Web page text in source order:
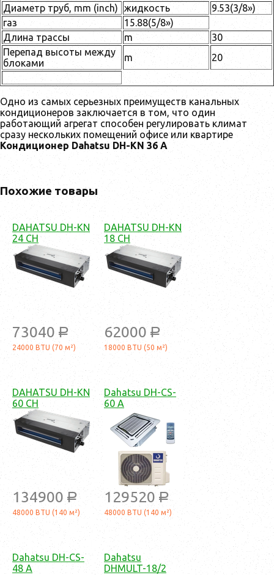
Диаметр труб, mm (inch)
жидкость
9.53(3/8»)
газ
15.88(5/8»)
Длина трассы
m
30
Перепад высоты между
блоками
m 20
Одно из самых серьезных преимуществ канальных
кондиционеров заключается в том, что один
работающий агрегат способен регулировать климат
сразу нескольких помещений офисе или квартире
Кондиционер Dahatsu DH-KN 36 A
Похожие товары
DAHATSU DH-KN
24 CH
73040 a
24000 BTU (70 м²)
DAHATSU DH-KN
18 CH
62000 a
18000 BTU (50 м²)
DAHATSU DH-KN
60 CH
134900 a
48000 BTU (140 м²)
Dahatsu DH-CS-
60 А
129520 a
48000 BTU (140 м²)
Dahatsu DH-CS-
48 А
Dahatsu
DHMULT-18/2